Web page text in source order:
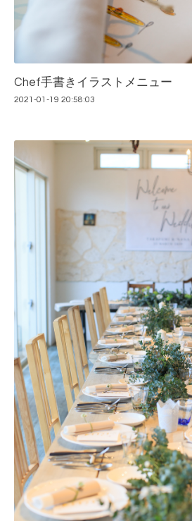
Chef手書きイラストメニュー
2021-01-19 20:58:03